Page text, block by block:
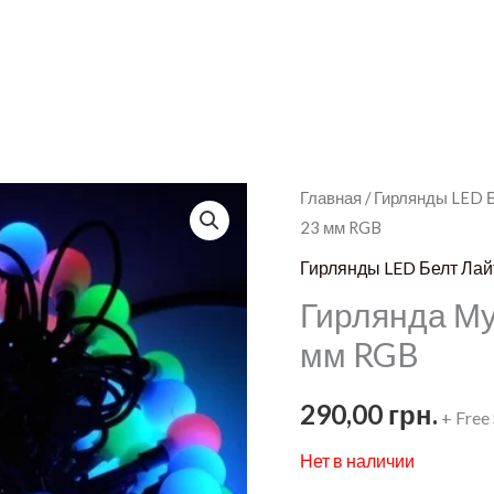
Главная /Гирлянды LED
23 мм RGB
Гирлянды LED Белт
Гирлянда
мм RGB
290,00 грн. +
Нет в наличии